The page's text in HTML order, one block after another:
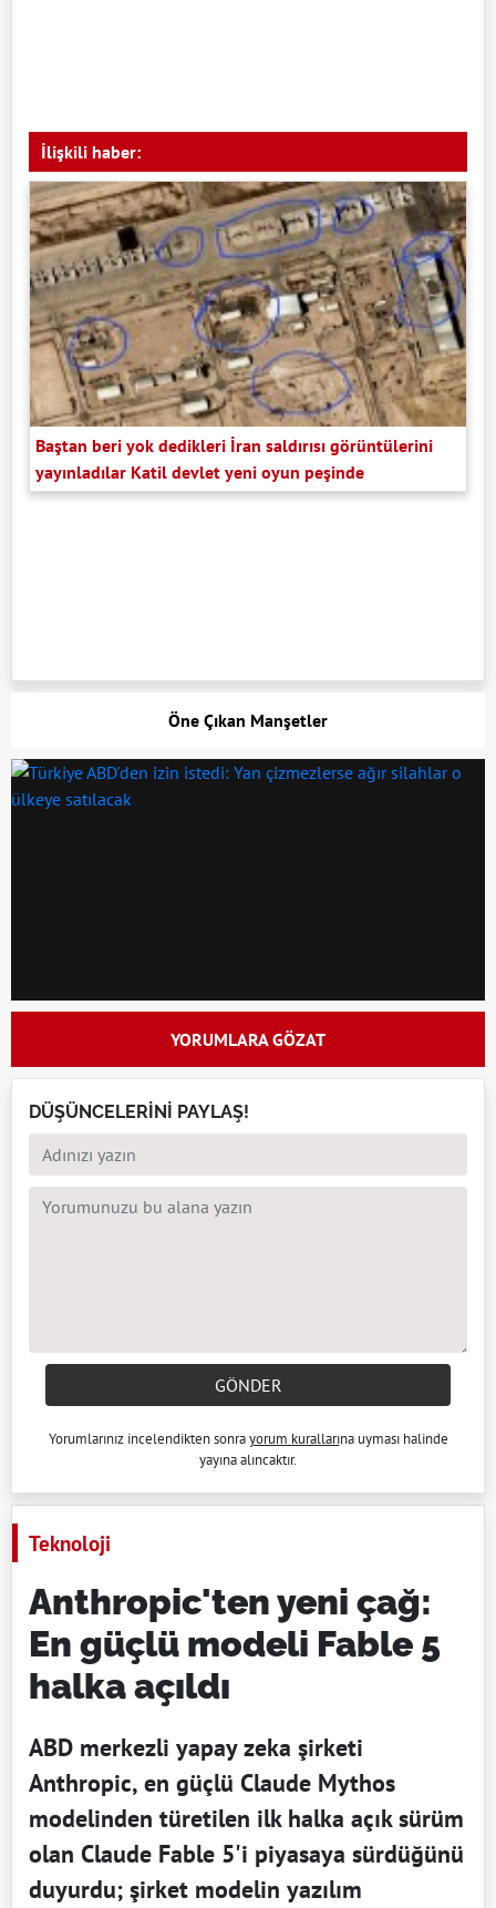
İlişkili haber:
Baştan beri yok dedikleri İran saldırısı görüntülerini
yayınladılar Katil devlet yeni oyun peşinde
Öne Çıkan Manşetler
YORUMLARA GÖZAT
DÜŞÜNCELERİNİ PAYLAŞ!
GÖNDER
Yorumlarınız incelendikten sonrayorum kurallarına uyması halinde
yayına alıncaktır.
Teknoloji
Anthropic'ten yeni çağ:
En güçlü modeli Fable 5
halka açıldı
ABD merkezli yapay zeka şirketi
Anthropic, en güçlü Claude Mythos
modelinden türetilen ilk halka açık sürüm
olan Claude Fable 5'i piyasaya sürdüğünü
duyurdu; şirket modelin yazılım